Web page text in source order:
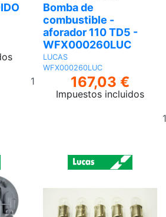
Añadir
carrito
Bomba de
combustible -
aforador 110 TD5 -
WFX000260LUC
LUCAS
WFX000260LUC
167,03 €
Impuestos incluidos